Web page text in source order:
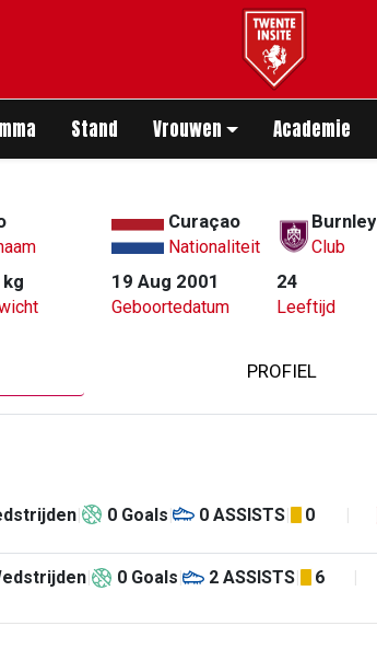
Stand Vrouwen Academie
Curaçao
Nationaliteit
Burnley
Club
19 Aug 2001
Geboortedatum
24
Leeftijd
PROFIEL
0 Goals 0 ASSISTS 0
0 Goals 2 ASSISTS 6